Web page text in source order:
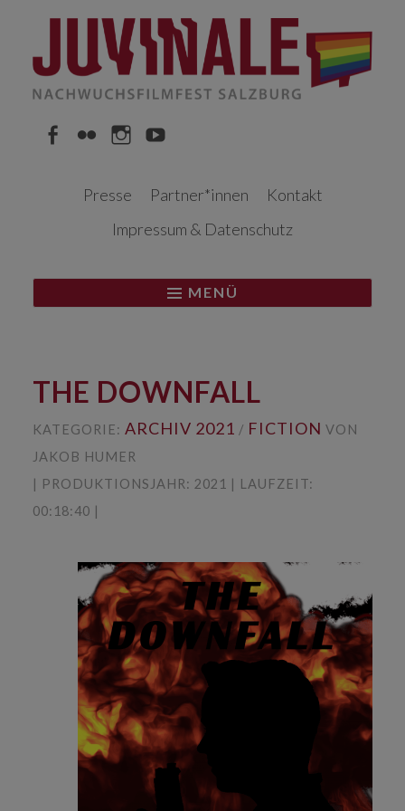
Inhalt
Presse
Partner*innen
Kontakt
Impressum & Datenschutz
MENÜ
THE DOWNFALL
KATEGORIE: ARCHIV 2021 / FICTION VON
JAKOB HUMER
| PRODUKTIONSJAHR: 2021 | LAUFZEIT:
00:18:40 |